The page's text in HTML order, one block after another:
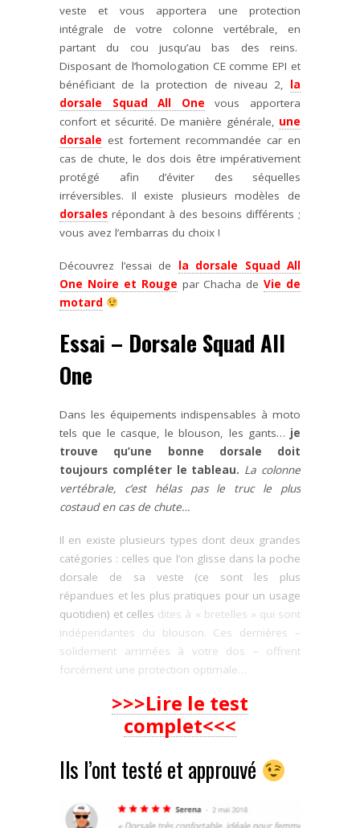
veste et vous apportera une protection
intégrale de votre colonne vertébrale, en
partant du cou jusqu’au bas des reins.
Disposant de l’homologation CE comme EPI et
bénéficiant de la protection de niveau 2, la
dorsale Squad All One vous apportera
confort et sécurité. De manière générale, une
dorsale est fortement recommandée car en
cas de chute, le dos dois être impérativement
protégé afin d’éviter des séquelles
irréversibles. Il existe plusieurs modèles de
dorsales répondant à des besoins différents ;
vous avez l’embarras du choix !
Découvrez l’essai de la dorsale Squad All
One Noire et Rouge par Chacha deVie de
motard
Essai – Dorsale Squad All
One
Dans les équipements indispensables à moto
tels que le casque, le blouson, les gants… je
trouve qu’une bonne dorsale doit
toujours compléter le tableau. La colonne
vertébrale, c’est hélas pas le truc le plus
costaud en cas de chute…
Il en existe plusieurs types dont deux grandes
catégories : celles que l’on glisse dans la poche
dorsale de sa veste (ce sont les plus
répandues et les plus pratiques pour un usage
quotidien) et celles dites à « bretelles » qui sont
indépendantes du blouson. Ces dernières –
solidement arrimées à votre dos – offrent
forcément une protection optimale…
>>>Lire le test
complet<<<
Ils l’ont testé et approuvé